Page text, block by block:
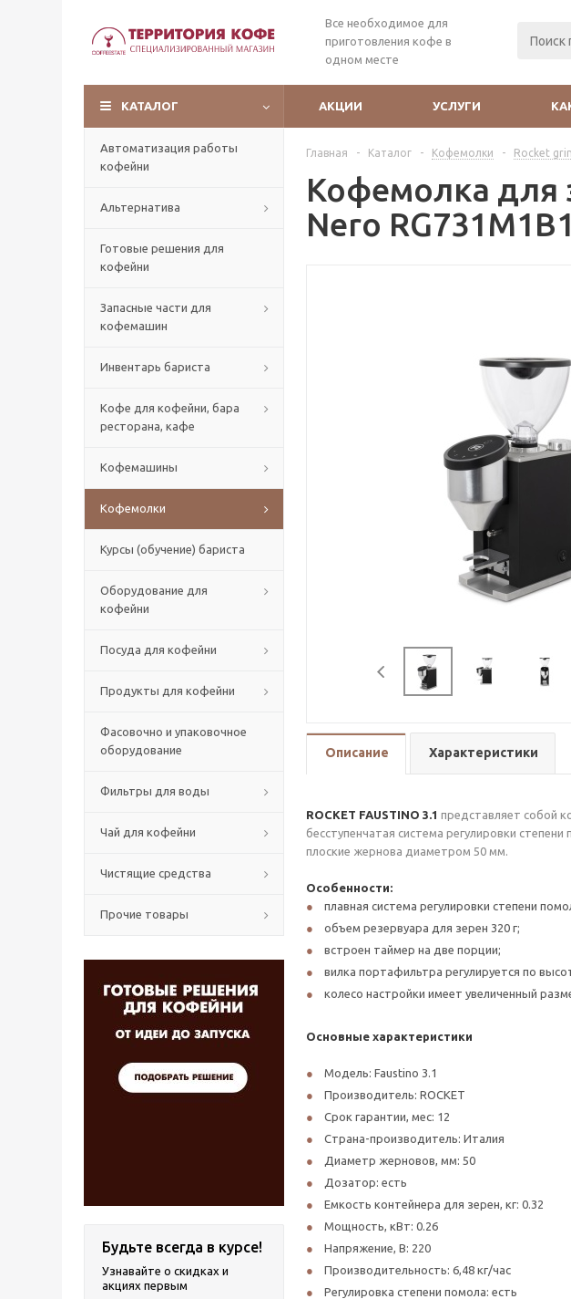
Все необходимое для
приготовления кофе в
одном месте
КАТАЛОГ АКЦИИ УСЛУГИ
Автоматизация работы
кофейни
Альтернатива
Готовые решения для
кофейни
Запасные части для
кофемашин
Инвентарь бариста
Кофе для кофейни, бара
ресторана, кафе
Кофемашины
Кофемолки
Курсы (обучение) бариста
Оборудование для
кофейни
Посуда для кофейни
Продукты для кофейни
Фасовочно и упаковочное
оборудование
Фильтры для воды
Чай для кофейни
Чистящие средства
Прочие товары
Будьте всегда в курсе!
Узнавайте о скидках и
акциях первым
Главная - Каталог - Кофемолки - Rocket
Кофемолка для
Nero
Описание Характеристики
ROCKET FAUSTINO 3.1 представляет собой
бесступенчатая система регулировки
плоские жернова диаметром 50 мм.
Особенности:
плавная система регулировки степени
объем резервуара для зерен 320 г;
встроен таймер на две порции;
вилка портафильтра регулируется по
колесо настройки имеет увеличенный
Основные характеристики
Модель: Faustino 3.1
Производитель: ROCKET
Срок гарантии, мес: 12
Страна-производитель: Италия
Диаметр жерновов, мм: 50
Дозатор: есть
Емкость контейнера для зерен, кг: 0.32
Мощность, кВт: 0.26
Напряжение, В: 220
Производительность: 6,48 кг/час
Регулировка степени помола: есть